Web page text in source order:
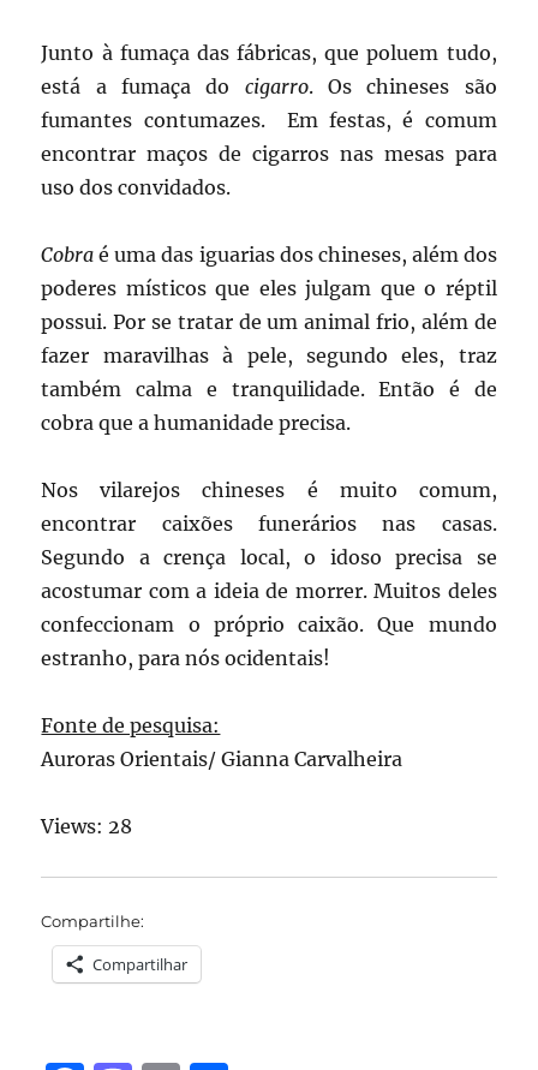
Junto à fumaça das fábricas, que poluem tudo,
está a fumaça do cigarro. Os chineses são
fumantes contumazes. Em festas, é comum
encontrar maços de cigarros nas mesas para
uso dos convidados.
Cobra é uma das iguarias dos chineses, além dos
poderes místicos que eles julgam que o réptil
possui. Por se tratar de um animal frio, além de
fazer maravilhas à pele, segundo eles, traz
também calma e tranquilidade. Então é de
cobra que a humanidade precisa.
Nos vilarejos chineses é muito comum,
encontrar caixões funerários nas casas.
Segundo a crença local, o idoso precisa se
acostumar com a ideia de morrer. Muitos deles
confeccionam o próprio caixão. Que mundo
estranho, para nós ocidentais!
Fonte de pesquisa:
Auroras Orientais/ Gianna Carvalheira
Views: 28
Compartilhe:
Compartilhar